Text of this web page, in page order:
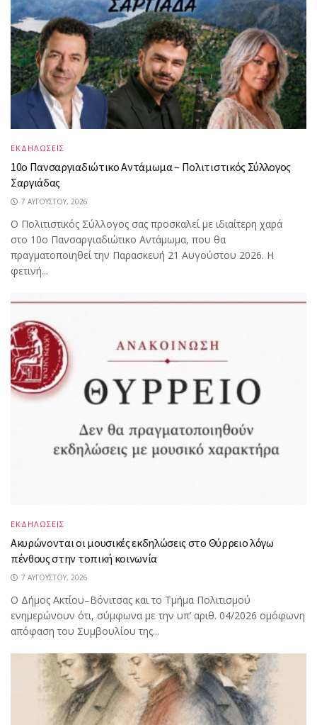
ΕΚΔΗΛΩΣΕΙΣ
10ο Πανσαργιαδιώτικο Αντάμωμα – Πολιτιστικός Σύλλογος
Σαργιάδας
7 ΑΥΓΟΎΣΤΟΥ, 2026
Ο Πολιτιστικός Σύλλογος σας προσκαλεί με ιδιαίτερη χαρά
στο 10ο Πανσαργιαδιώτικο Αντάμωμα, που θα
πραγματοποιηθεί την Παρασκευή 21 Αυγούστου 2026. Η
φετινή...
ΕΚΔΗΛΩΣΕΙΣ
Ακυρώνονται οι μουσικές εκδηλώσεις στο Θύρρειο λόγω
πένθους στην τοπική κοινωνία
7 ΑΥΓΟΎΣΤΟΥ, 2026
Ο Δήμος Ακτίου–Βόνιτσας και το Τμήμα Πολιτισμού
ενημερώνουν ότι, σύμφωνα με την υπ’ αριθ. 04/2026 ομόφωνη
απόφαση του Συμβουλίου της...